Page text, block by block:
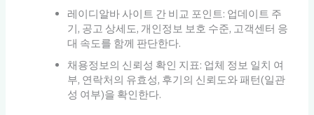
레이디알바 사이트 간 비교 포인트: 업데이트 주
기, 공고 상세도, 개인정보 보호 수준, 고객센터 응
대 속도를 함께 판단한다.
채용정보의 신뢰성 확인 지표: 업체 정보 일치 여
부, 연락처의 유효성, 후기의 신뢰도와 패턴(일관
성 여부)을 확인한다.